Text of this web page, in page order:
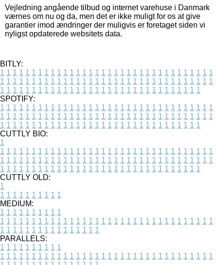
Vejledning angående tilbud og internet varehuse i Danmark
værnes om nu og da, men det er ikke muligt for os at give
garantier imod ændringer der muligvis er foretaget siden vi
nyligst opdaterede websitets data.
BITLY:
1 1 1 1 1 1 1 1 1 1 1 1 1 1 1 1 1 1 1 1 1 1 1 1 1 1 1 1 1 1 1 1 1 1
1 1 1 1 1 1 1 1 1 1 1 1 1 1 1 1 1 1 1 1 1 1 1 1 1 1 1 1 1 1 1 1 1 1
1 1 1 1 1 1 1 1 1 1 1 1 1 1 1 1 1 1 1 1 1 1 1 1 1 1 1 1 1 1 1 1
SPOTIFY:
1 1 1 1 1 1 1 1 1 1 1 1 1 1 1 1 1 1 1 1 1 1 1 1 1 1 1 1 1 1 1 1 1 1
1 1 1 1 1 1 1 1 1 1 1 1 1 1 1 1 1 1 1 1 1 1 1 1 1 1 1 1 1 1 1 1 1 1
1 1 1 1 1 1 1 1 1 1 1 1 1 1 1 1 1 1 1 1 1 1 1 1 1 1 1 1 1 1 1 1
CUTTLY BIO:
1
1 1 1 1 1 1 1 1 1 1 1 1 1 1 1 1 1 1 1 1 1 1 1 1 1 1 1 1 1 1 1 1 1 1
1 1 1 1 1 1 1 1 1 1 1 1 1 1 1 1 1 1 1 1 1 1 1 1 1 1 1 1 1 1 1 1 1 1
1 1 1 1 1 1 1 1 1 1 1 1 1 1 1 1 1 1 1 1 1 1 1 1 1 1 1 1 1 1 1 1
CUTTLY OLD:
1
1 1 1 1 1 1 1 1 1 1
MEDIUM:
1 1 1 1 1 1 1 1 1 1
1 1 1 1 1 1 1 1 1 1 1 1 1 1 1 1 1 1 1 1 1 1 1 1 1 1 1 1 1 1 1 1 1 1
1 1 1 1 1 1 1 1 1 1 1 1 1 1 1 1
PARALLELS:
1 1 1 1 1 1 1 1 1 1
1 1 1 1 1 1 1 1 1 1 1 1 1 1 1 1 1 1 1 1 1 1 1 1 1 1 1 1 1 1 1 1 1 1